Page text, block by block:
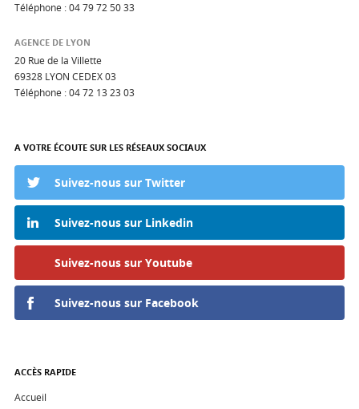
Téléphone :04 79 72 50 33
AGENCE DE LYON
20 Rue de la Villette
69328 LYON CEDEX 03
Téléphone :04 72 13 23 03
A VOTRE ÉCOUTE SUR LES RÉSEAUX SOCIAUX
Suivez-nous sur Twitter
Suivez-nous sur Linkedin
Suivez-nous sur Youtube
Suivez-nous sur Facebook
ACCÈS RAPIDE
Accueil